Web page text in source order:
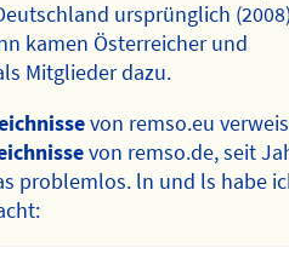
ursprünglich
kamen Österreicher und
Mitglieder dazu.
von remso.eu
von remso.de, seit
problemlos. ln und ls habe